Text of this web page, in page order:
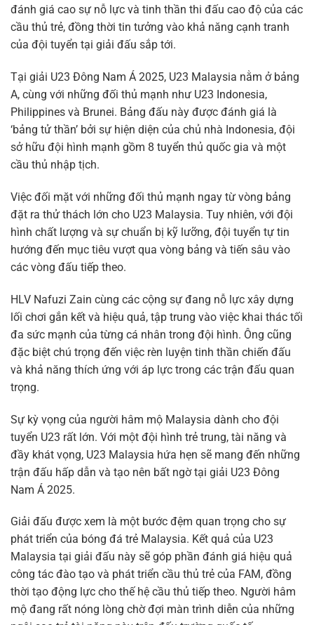
đánh giá cao sự nỗ lực và tinh thần thi đấu cao độ của các
cầu thủ trẻ, đồng thời tin tưởng vào khả năng cạnh tranh
của đội tuyển tại giải đấu sắp tới.
Tại giải U23 Đông Nam Á 2025, U23 Malaysia nằm ở bảng
A, cùng với những đối thủ mạnh như U23 Indonesia,
Philippines và Brunei. Bảng đấu này được đánh giá là
‘bảng tử thần’ bởi sự hiện diện của chủ nhà Indonesia, đội
sở hữu đội hình mạnh gồm 8 tuyển thủ quốc gia và một
cầu thủ nhập tịch.
Việc đối mặt với những đối thủ mạnh ngay từ vòng bảng
đặt ra thử thách lớn cho U23 Malaysia. Tuy nhiên, với đội
hình chất lượng và sự chuẩn bị kỹ lưỡng, đội tuyển tự tin
hướng đến mục tiêu vượt qua vòng bảng và tiến sâu vào
các vòng đấu tiếp theo.
HLV Nafuzi Zain cùng các cộng sự đang nỗ lực xây dựng
lối chơi gắn kết và hiệu quả, tập trung vào việc khai thác tối
đa sức mạnh của từng cá nhân trong đội hình. Ông cũng
đặc biệt chú trọng đến việc rèn luyện tinh thần chiến đấu
và khả năng thích ứng với áp lực trong các trận đấu quan
trọng.
Sự kỳ vọng của người hâm mộ Malaysia dành cho đội
tuyển U23 rất lớn. Với một đội hình trẻ trung, tài năng và
đầy khát vọng, U23 Malaysia hứa hẹn sẽ mang đến những
trận đấu hấp dẫn và tạo nên bất ngờ tại giải U23 Đông
Nam Á 2025.
Giải đấu được xem là một bước đệm quan trọng cho sự
phát triển của bóng đá trẻ Malaysia. Kết quả của U23
Malaysia tại giải đấu này sẽ góp phần đánh giá hiệu quả
công tác đào tạo và phát triển cầu thủ trẻ của FAM, đồng
thời tạo động lực cho thế hệ cầu thủ tiếp theo. Người hâm
mộ đang rất nóng lòng chờ đợi màn trình diễn của những